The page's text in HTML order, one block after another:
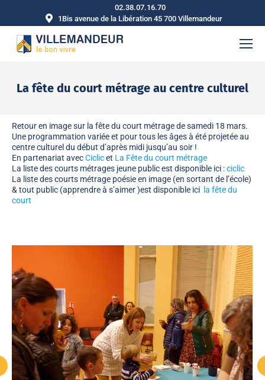
02.38.07.16.70
1Bis avenue de la Libération 45 700 Villemandeur
La fête du court métrage au centre culturel
Retour en image sur la fête du court métrage de samedi 18 mars.
Une programmation variée et pour tous les âges à été projetée au
centre culturel du début d’après midi jusqu’au soir !
En partenariat avecCiclicet La Fête du court métrage
La liste des courts métrages jeune public est disponible ici :ciclic
La liste des courts métrage poésie en image (en sortant de l’école)
& tout public (apprendre à s’aimer )est disponible ici la fête du
court